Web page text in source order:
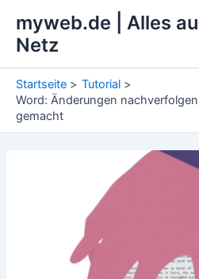
Inhalt
springen
myweb.de | Alles
Netz
Startseite
Tutorial
Word: Änderungen
gemacht